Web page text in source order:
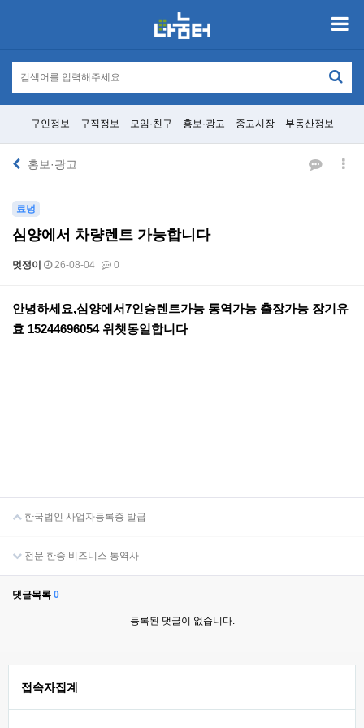
구인정보 구직정보 모임·친구 홍보·광고 중고시장 부동산정보
홍보·광고
료녕
심양에서 차량렌트 가능합니다
멋쟁이 26-08-04 0
본문
안녕하세요,심양에서7인승렌트가능 통역가능 출장가능 장기유
효 15244696054 위챗동일합니다
한국법인 사업자등록증 발급
전문 한중 비즈니스 통역사
댓글목록 0
등록된 댓글이 없습니다.
접속자집계